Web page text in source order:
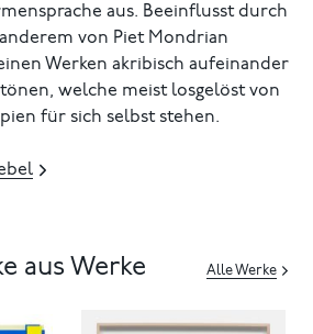
aus. Beeinflusst durch
von Piet Mondrian
Werken akribisch aufeinander
welche meist losgelöst von
für sich selbst stehen.
aus Werke Alle Werke